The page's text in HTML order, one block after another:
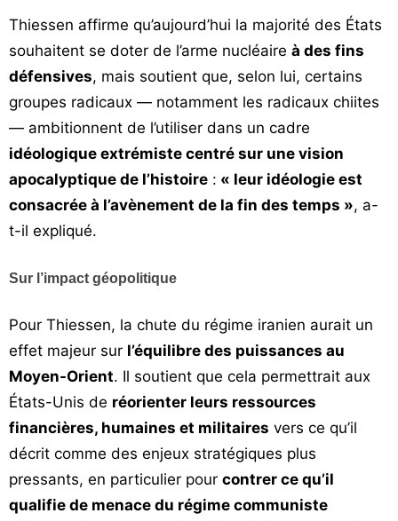
Thiessen affirme qu’aujourd’hui la majorité des États
souhaitent se doter de l’arme nucléaire à des fins
défensives, mais soutient que, selon lui, certains
groupes radicaux — notamment les radicaux chiites
— ambitionnent de l’utiliser dans un cadre
idéologique extrémiste centré sur une vision
apocalyptique de l’histoire : « leur idéologie est
consacrée à l’avènement de la fin des temps », a-
t-il expliqué.
Sur l’impact géopolitique
Pour Thiessen, la chute du régime iranien aurait un
effet majeur sur l’équilibre des puissances au
Moyen-Orient. Il soutient que cela permettrait aux
États-Unis de réorienter leurs ressources
financières, humaines et militaires vers ce qu’il
décrit comme des enjeux stratégiques plus
pressants, en particulier pour contrer ce qu’il
qualifie de menace du régime communiste